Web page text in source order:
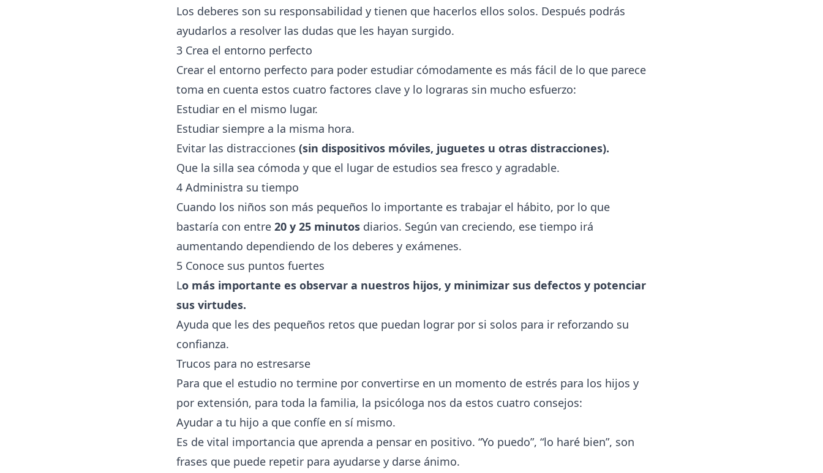
Los deberes son su responsabilidad y tienen que hacerlos ellos solos. Después podrás
ayudarlos a resolver las dudas que les hayan surgido.
3 Crea el entorno perfecto
Crear el entorno perfecto para poder estudiar cómodamente es más fácil de lo que parece
toma en cuenta estos cuatro factores clave y lo lograras sin mucho esfuerzo:
Estudiar en el mismo lugar.
Estudiar siempre a la misma hora.
Evitar las distracciones (sin dispositivos móviles, juguetes u otras distracciones).
Que la silla sea cómoda y que el lugar de estudios sea fresco y agradable.
4 Administra su tiempo
Cuando los niños son más pequeños lo importante es trabajar el hábito, por lo que
bastaría con entre 20 y 25 minutos diarios. Según van creciendo, ese tiempo irá
aumentando dependiendo de los deberes y exámenes.
5 Conoce sus puntos fuertes
Lo más importante es observar a nuestros hijos, y minimizar sus defectos y potenciar
sus virtudes.
Ayuda que les des pequeños retos que puedan lograr por si solos para ir reforzando su
confianza.
Trucos para no estresarse
Para que el estudio no termine por convertirse en un momento de estrés para los hijos y
por extensión, para toda la familia, la psicóloga nos da estos cuatro consejos:
Ayudar a tu hijo a que confíe en sí mismo.
Es de vital importancia que aprenda a pensar en positivo. “Yo puedo”, “lo haré bien”, son
frases que puede repetir para ayudarse y darse ánimo.